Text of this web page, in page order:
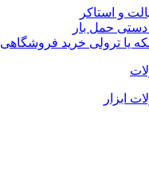
و استاکر
حمل بار
یا ترولی خرید فروشگاهی
ابزار